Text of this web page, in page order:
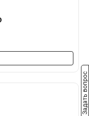
Задать вопрос